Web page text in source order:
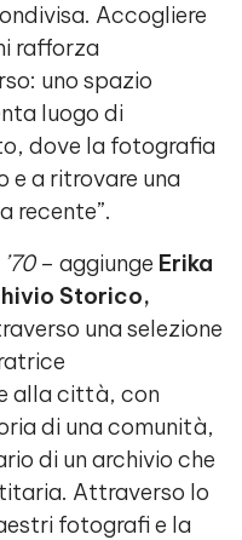
Accogliere
rafforza
uno spazio
luogo di
dove la fotografia
e a ritrovare una
recente”.
– aggiunge Erika
Storico,
una selezione
alla città, con
di una comunità,
di un archivio che
Attraverso lo
fotografi e la